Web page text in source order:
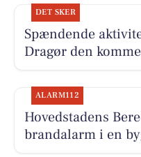
DET SKER
Spændende
Dragør den
ALARM112
Hovedstadens
brandalarm i en